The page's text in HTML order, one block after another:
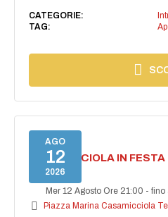
CATEGORIE:
TAG:
AGO
12
2026
CASAMICCIOLA IN FESTA
Mer 12 Agosto Ore 21:00 -fino
Piazza Marina Casamicciola